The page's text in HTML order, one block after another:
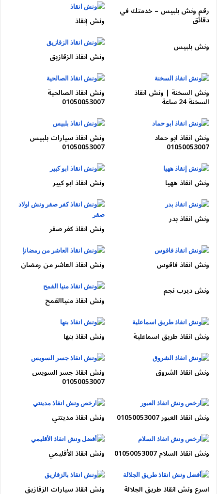
ضع مثلث التحذير
لا تحاول تحريك السيارة إذا كان العطل كبير
01050053007
رقم ونش انقاذ مدينة نصر 24 ساعة
إذا تعطلت سيارتك في أي مكان داخل المنطقة، لا تتردد في الاتصال
فوراً:
📞
01050053007
🚗ونش انقاذ مدينة نصر
🕒 خدمة 24 ساعة
🛠️ سحب سيارات مدينة نصر بأمان
واترك المهمة لمحترفي
شركة ونش بلس. نحن ندرك أن سيارتك هي
جزء هام من حياتك اليومية، لذا نتعامل معها بأقصى درجات العناية
اقراء ايضا في …..
ما تقييمك لهذا المقال ؟
رقم ونش بلبيس – خدمتك في
دقائق
ونش إنقاذ
ونش بلبيس
ونش انقاذ الزقازيق
ونش السخنة | ونش انقاذ
السخنة 24 ساعة
ونش انقاذ الصالحية
01050053007
ونش انقاذ ابو حماد
01050053007
ونش انقاذ سيارات بلبيس
01050053007
ونش انقاذ ههيا ونش انقاذ ابو كبير
ونش انقاذ بدر
ونش انقاذ كفر صقر
ونش انقاذ فاقوس
ونش انقاذ العاشر من رمضان
ونش ديرب نجم
ونش انقاذ منياالقمح
ونش انقاذ طريق اسماعلية ونش انقاذ بنها
ونش انقاذ الشروق ونش انقاذ جسر السويس
01050053007
ونش انقاذ العبور 01050053007 ونش انقاذ مدينتي
ونش انقاذ السلام 01050053007 ونش انقاذ الأقليمي